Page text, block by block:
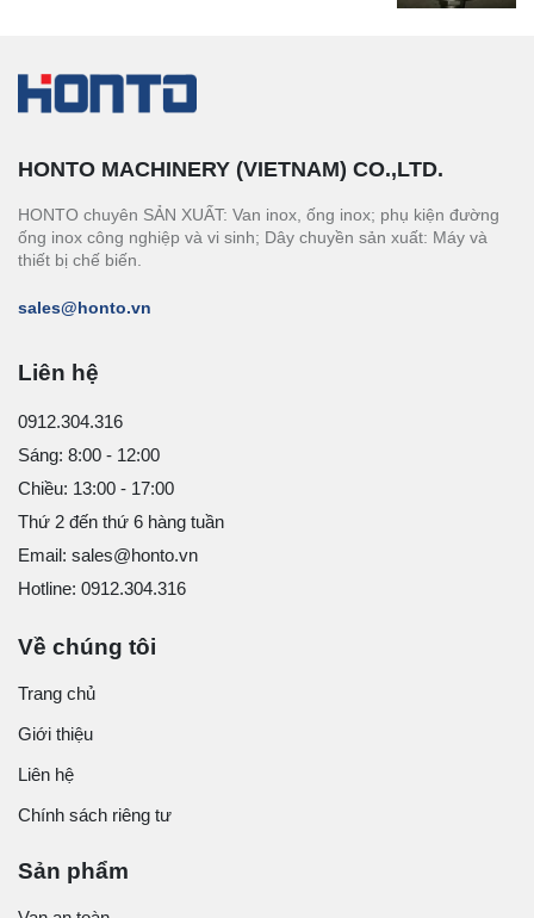
HONTO MACHINERY (VIETNAM) CO.,LTD.
HONTO chuyên SẢN XUẤT: Van inox, ống inox; phụ kiện đường
ống inox công nghiệp và vi sinh; Dây chuyền sản xuất: Máy và
thiết bị chế biến.
sales@honto.vn
Liên hệ
0912.304.316
Sáng: 8:00 - 12:00
Chiều: 13:00 - 17:00
Thứ 2 đến thứ 6 hàng tuần
Email: sales@honto.vn
Hotline: 0912.304.316
Về chúng tôi
Trang chủ
Giới thiệu
Liên hệ
Chính sách riêng tư
Sản phẩm